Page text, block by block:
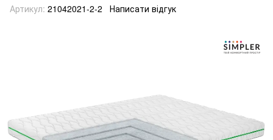
Артикул: 21042021-2-2 Написати відгук